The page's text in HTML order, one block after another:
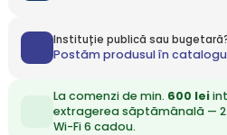
Instituție publică sau
Postăm produsul în catalogul
La comenzi de min. 600 lei
extragerea săptămânală —
Wi-Fi 6 cadou.